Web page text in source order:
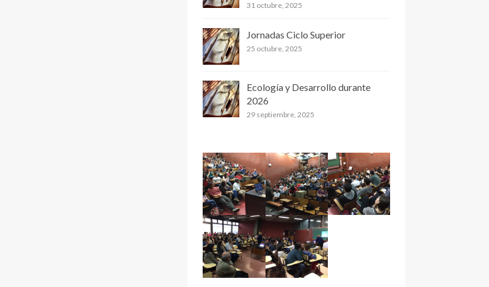
31 octubre, 2025
Jornadas Ciclo Superior
25 octubre, 2025
Ecología y Desarrollo durante
2026
29 septiembre, 2025